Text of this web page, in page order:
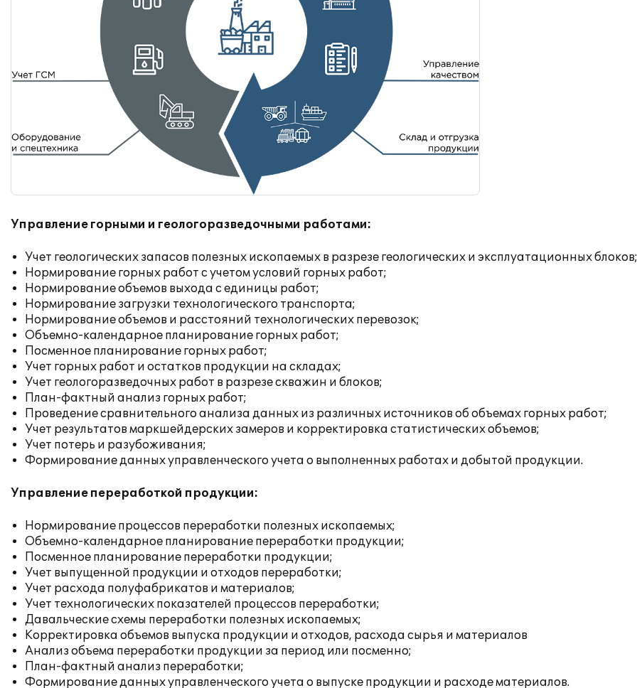
Управление горными и геологоразведочными работами:
Учет геологических запасов полезных ископаемых в разрезе геологических и эксплуатационных блоков;
Нормирование горных работ с учетом условий горных работ;
Нормирование объемов выхода с единицы работ;
Нормирование загрузки технологического транспорта;
Нормирование объемов и расстояний технологических перевозок;
Объемно-календарное планирование горных работ;
Посменное планирование горных работ;
Учет горных работ и остатков продукции на складах;
Учет геологоразведочных работ в разрезе скважин и блоков;
План-фактный анализ горных работ;
Проведение сравнительного анализа данных из различных источников об объемах горных работ;
Учет результатов маркшейдерских замеров и корректировка статистических объемов;
Учет потерь и разубоживания;
Формирование данных управленческого учета о выполненных работах и добытой продукции.
Управление переработкой продукции:
Нормирование процессов переработки полезных ископаемых;
Объемно-календарное планирование переработки продукции;
Посменное планирование переработки продукции;
Учет выпущенной продукции и отходов переработки;
Учет расхода полуфабрикатов и материалов;
Учет технологических показателей процессов переработки;
Давальческие схемы переработки полезных ископаемых;
Корректировка объемов выпуска продукции и отходов, расхода сырья и материалов
Анализ объема переработки продукции за период или посменно;
План-фактный анализ переработки;
Формирование данных управленческого учета о выпуске продукции и расходе материалов.